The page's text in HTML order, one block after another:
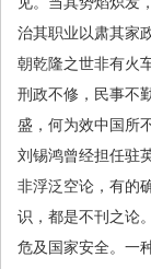
治其职业以肃其家
朝乾隆之世非有火
刑政不修，民事不
盛，何为效中国所
刘锡鸿曾经担任驻
非浮泛空论，有的
识，都是不刊之论
危及国家安全。一